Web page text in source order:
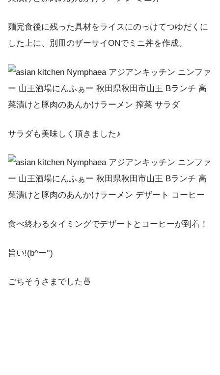
麺完食後に残った具材をライスにのっけてつゆだくに
した上に、別皿のザーサイONでミニ丼を作成。
サラダも美味しく頂きました♪
食べ終わるタイミングでデザートとコーヒーが到着！
旨い!(b^ー°)
ごちそうさまでした🍜